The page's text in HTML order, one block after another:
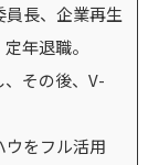
長、企業再生
年退職。
その後、V-
ウをフル活用